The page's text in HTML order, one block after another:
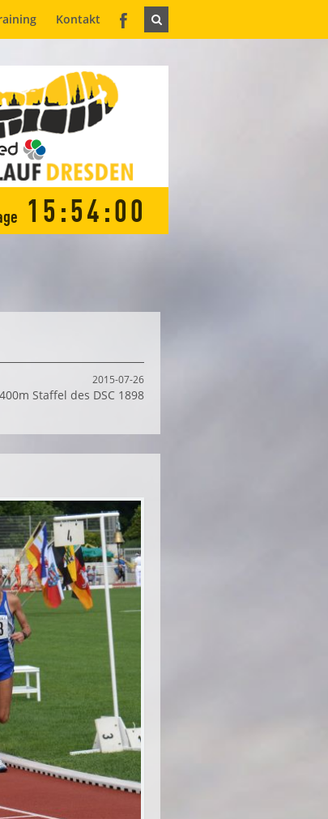
Kontakt
1 5 :53 :59
2015-07-26
Staffel des DSC 1898